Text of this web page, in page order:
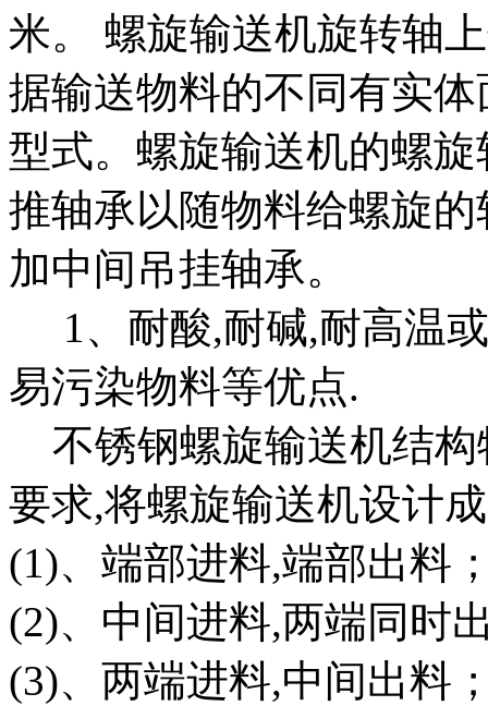
米。 螺旋输送机旋转轴
据输送物料的不同有实
型式。螺旋输送机的螺
推轴承以随物料给螺旋
加中间吊挂轴承。
1、耐酸,耐碱,耐高温
易污染物料等优点.
不锈钢螺旋输送机结构
要求,将螺旋输送机设计成
(1)、端部进料,端部出料
(2)、中间进料,两端同时
(3)、两端进料,中间出料